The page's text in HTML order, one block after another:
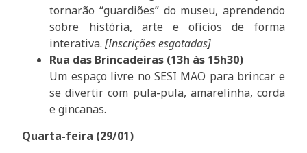
tornarão “guardiões” do museu, aprendendo
sobre história, arte e ofícios de forma
interativa.[Inscrições esgotadas]
Rua das Brincadeiras (13h às 15h30)
Um espaço livre no SESI MAO para brincar e
se divertir com pula-pula, amarelinha, corda
e gincanas.
Quarta-feira (29/01)